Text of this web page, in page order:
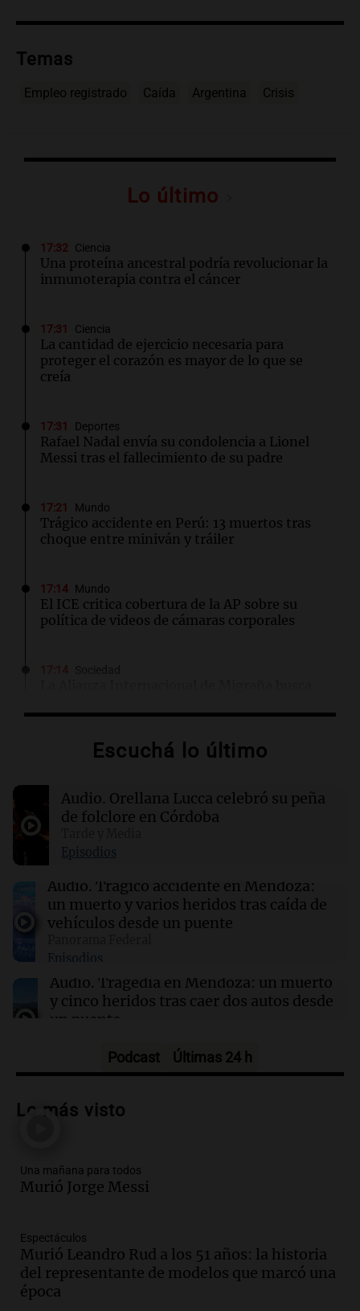
Temas
Empleo registrado Caída Argentina Crisis
Lo último
17:32 Ciencia
Una proteína ancestral podría revolucionar la
inmunoterapia contra el cáncer
17:31 Ciencia
La cantidad de ejercicio necesaria para
proteger el corazón es mayor de lo que se
creía
17:31 Deportes
Rafael Nadal envía su condolencia a Lionel
Messi tras el fallecimiento de su padre
17:21 Mundo
Trágico accidente en Perú: 13 muertos tras
choque entre miniván y tráiler
17:14 Mundo
El ICE critica cobertura de la AP sobre su
política de videos de cámaras corporales
salud pública
River se mide ante Tigre en un duelo crucial
para el futuro de Coudet
16:55 Mundo
El Senado de EE.UU. aprueba ley para evitar el
cierre del Gobierno federal antes de elecciones
16:54 Mundo
durante una operación conjunta contra el
crimen organizado
Escuchá lo último
Audio. Orellana Lucca celebró su peña
de folclore en Córdoba
Episodios
Audio. Trágico accidente en Mendoza:
un muerto y varios heridos tras caída de
vehículos desde un puente
Episodios
Audio. Tragedia en Mendoza: un muerto
y cinco heridos tras caer dos autos desde
un puente
Audio.Messi llegará esta noche a
tras la muerte de su papá
Audio.Ley de Propiedad Privada: el revés
en el Congreso expuso una debilidad
Una mañana para todos
Episodios
Audio.Casabindo se prepara para una
celebración única: 30.000 turistas y el
Podcast Últimas 24 h
Lo más visto
Una mañana para todos
Murió Jorge Messi
Espectáculos
Murió Leandro Rud a los 51 años: la historia
del representante de modelos que marcó una
época